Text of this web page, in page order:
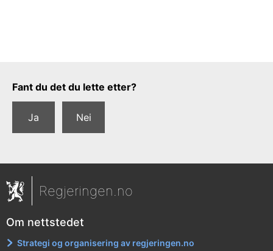
Tilbakemeldingsskjema
Fant du det du lette etter?
Ja Nei
Regjeringen.no
Om nettstedet
Strategi og organisering av regjeringen.no